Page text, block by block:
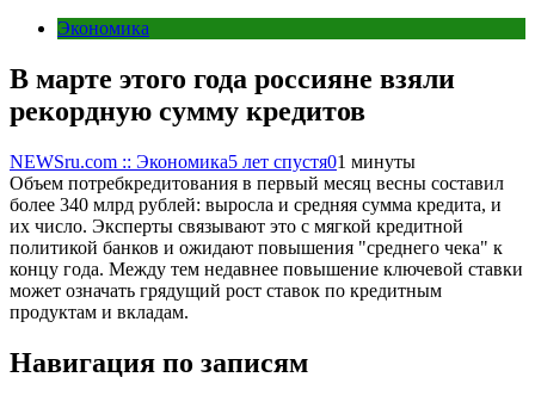
Экономика
В марте этого года россияне взяли
рекордную сумму кредитов
NEWSru.com :: Экономика5 лет спустя01 минуты
Объем потребкредитования в первый месяц весны составил
более 340 млрд рублей: выросла и средняя сумма кредита, и
их число. Эксперты связывают это с мягкой кредитной
политикой банков и ожидают повышения "среднего чека" к
концу года. Между тем недавнее повышение ключевой ставки
может означать грядущий рост ставок по кредитным
продуктам и вкладам.
Навигация по записям